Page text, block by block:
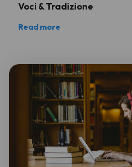
Voci & Tradizione
Read more